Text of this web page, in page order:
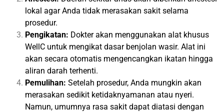
lokal agar Anda tidak merasakan sakit selama
prosedur.
Pengikatan: Dokter akan menggunakan alat khusus
WellC untuk mengikat dasar benjolan wasir. Alat ini
akan secara otomatis mengencangkan ikatan hingga
aliran darah terhenti.
Pemulihan: Setelah prosedur, Anda mungkin akan
merasakan sedikit ketidaknyamanan atau nyeri.
Namun, umumnya rasa sakit dapat diatasi dengan